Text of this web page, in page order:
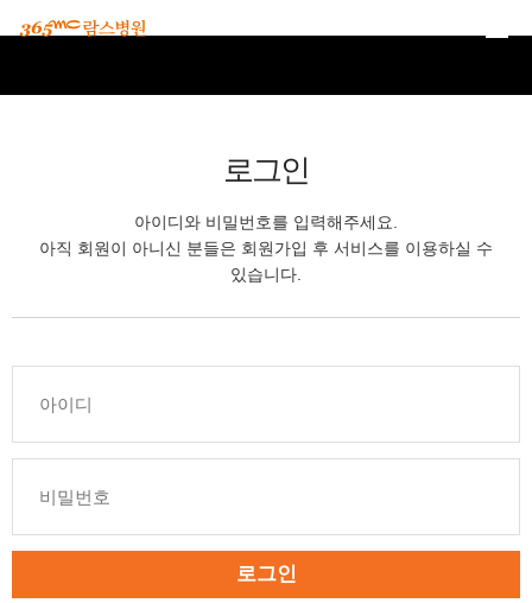
로그인
아이디와 비밀번호를 입력해주세요.
아직 회원이 아니신 분들은 회원가입 후 서비스를 이용하실 수
있습니다.
로그인